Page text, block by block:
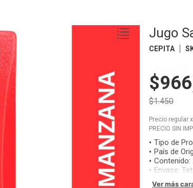
Jugo
CEPITA
$1.450
Precio regular
PRECIO SIN
Tipo de
País de
Contenido:
Envase:
Ver más